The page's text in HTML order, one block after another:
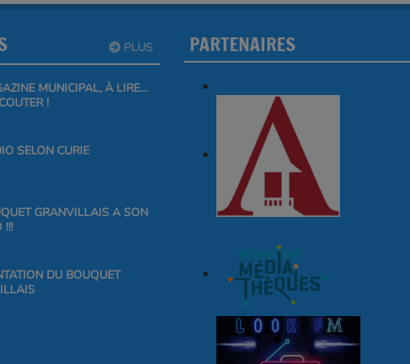
PLUS
MUNICIPAL, À LIRE…
!
SELON CURIE
GRANVILLAIS A SON
!!!
DU BOUQUET
PARTENAIRES